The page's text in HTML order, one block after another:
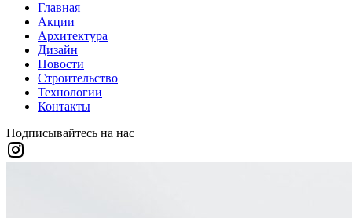
Главная
Акции
Архитектура
Дизайн
Новости
Строительство
Технологии
Контакты
Подписывайтесь на нас